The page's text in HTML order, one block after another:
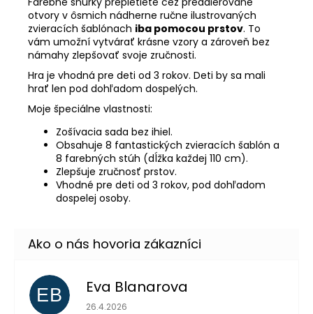
otvory v ôsmich nádherne ručne ilustrovaných
zvieracích šablónach iba pomocou prstov. To
vám umožní vytvárať krásne vzory a zároveň bez
námahy zlepšovať svoje zručnosti.
Hra je vhodná pre deti od 3 rokov. Deti by sa mali
hrať len pod dohľadom dospelých.
Moje špeciálne vlastnosti:
Zošívacia sada bez ihiel.
Obsahuje 8 fantastických zvieracích šablón a
8 farebných stúh (dĺžka každej 110 cm).
Zlepšuje zručnosť prstov.
Vhodné pre deti od 3 rokov, pod dohľadom
dospelej osoby.
EB Eva Blanarova
Hodnotenie obchodu je 5 z 5 hviezdičiek.
26.4.2026